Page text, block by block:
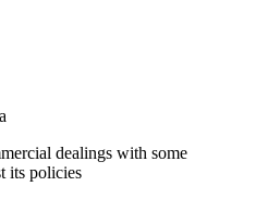
dealings with some
its policies